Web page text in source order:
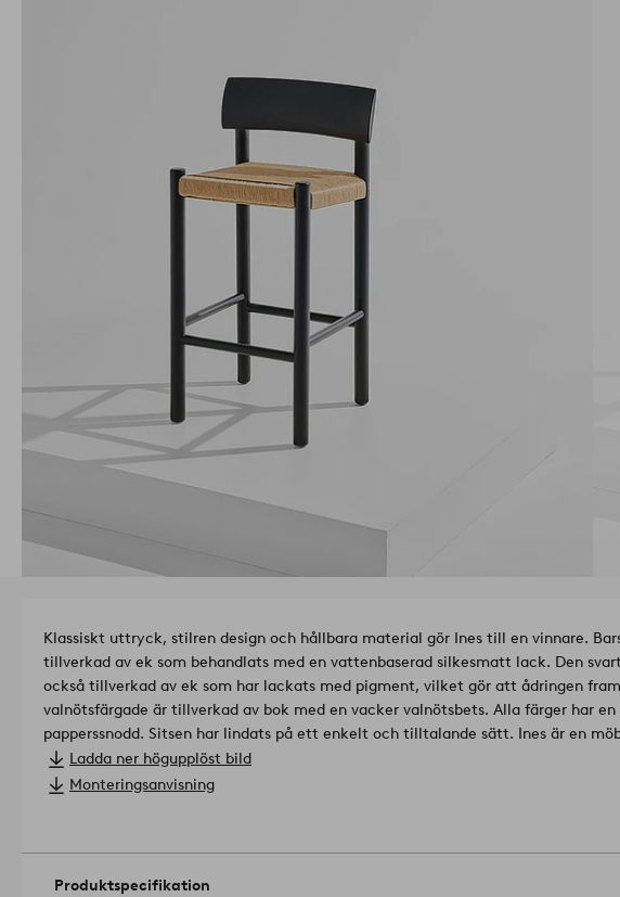
Klassiskt uttryck, stilren design och hållbara material gör Ines till en vinnare.
tillverkad av ek som behandlats med en vattenbaserad silkesmatt lack. Den
också tillverkad av ek som har lackats med pigment, vilket gör att ådringen
valnötsfärgade är tillverkad av bok med en vacker valnötsbets. Alla färger har
papperssnodd. Sitsen har lindats på ett enkelt och tilltalande sätt. Ines är en
förändra känslan i ett helt rum.
innebär att den innehåller trä som avverkats i ett ansvarsfullt skogsbruk som tar
Ladda ner högupplöst bild
Monteringsanvisning
Produktspecifikation